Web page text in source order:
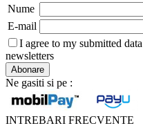
Nume
E-mail
I agree to my submitted
newsletters
Ne gasiti si pe :
INTREBARI FRECVENTE